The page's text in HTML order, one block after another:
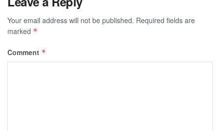
Your email address will not be published. Required fields are
marked *
Comment *